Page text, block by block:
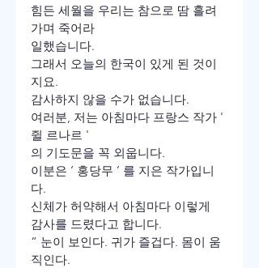
힘든 세월을 우리는 참으로 땀 흘려
가며 죽어라
일했습니다.
그래서 오늘의 한국이 있게 된 것이
지요.
감사하지 않을 수가 없습니다.
여러분, 저는 아침마다 프랑스 작가 '
쥘 르나르 '
의 기도문을 꼭 외웁니다.
이분은 ‘ 홍당무 ’ 를 지은 작가입니
다.
신체가 허약해서 아침마다 이렇게
감사를 드렸다고 합니다.
“ 눈이 보인다. 귀가 즐겁다. 몸이 움
직인다.